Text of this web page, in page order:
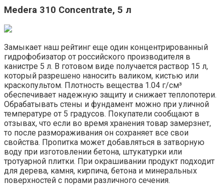
Medera 310 Concentrate, 5 л
Замыкает наш рейтинг еще один концентрированный
гидрофобизатор от российского производителя в
канистре 5 л. В готовом виде получается раствор 15 л,
который разрешено наносить валиком, кистью или
краскопультом. Плотность вещества 1.04 г/см³
обеспечивает надежную защиту и снижает теплопотери.
Обрабатывать стены и фундамент можно при уличной
температуре от 5 градусов. Покупатели сообщают в
отзывах, что если во время хранения товар замерзнет,
то после размораживания он сохраняет все свои
свойства. Пропитка может добавляться в затворную
воду при изготовлении бетона, штукатурки или
тротуарной плитки. При окрашивании продукт подходит
для дерева, камня, кирпича, бетона и минеральных
поверхностей с порами различного сечения.